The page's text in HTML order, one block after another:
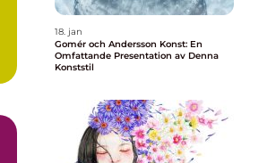
18. jan
Gomér och Andersson Konst: En
Omfattande Presentation av Denna
Konststil